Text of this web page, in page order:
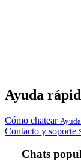
Ayuda
Cómo chatear Ayuda
Contacto y soporte
Chats